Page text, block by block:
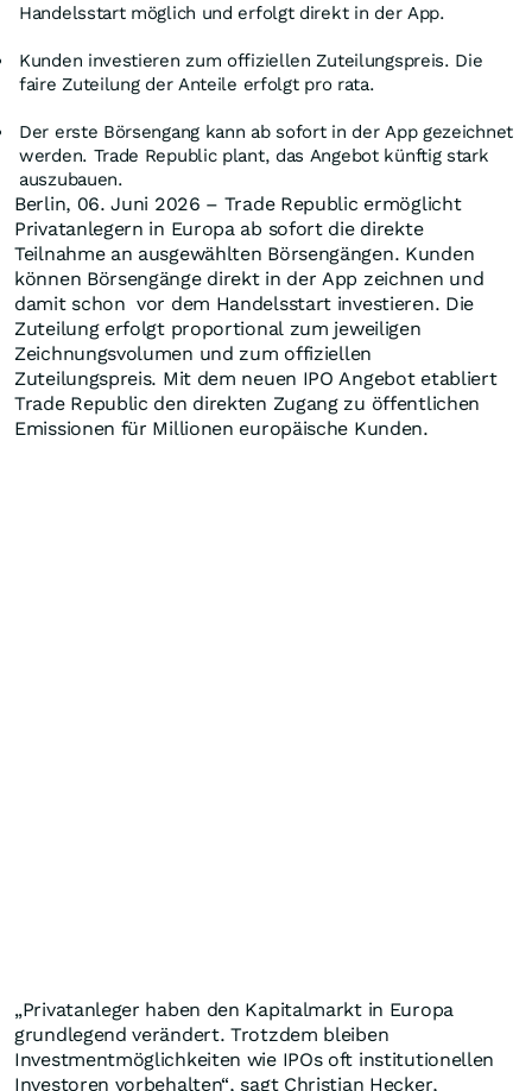
Handelsstart möglich und erfolgt direkt in der App.
Kunden investieren zum offiziellen Zuteilungspreis. Die
faire Zuteilung der Anteile erfolgt pro rata.
Der erste Börsengang kann ab sofort in der App gezeichnet
werden. Trade Republic plant, das Angebot künftig stark
auszubauen.
Berlin, 06. Juni 2026 – Trade Republic ermöglicht
Privatanlegern in Europa ab sofort die direkte
Teilnahme an ausgewählten Börsengängen. Kunden
können Börsengänge direkt in der App zeichnen und
damit schon vor dem Handelsstart investieren. Die
Zuteilung erfolgt proportional zum jeweiligen
Zeichnungsvolumen und zum offiziellen
Zuteilungspreis. Mit dem neuen IPO Angebot etabliert
Trade Republic den direkten Zugang zu öffentlichen
Emissionen für Millionen europäische Kunden.
„Privatanleger haben den Kapitalmarkt in Europa
grundlegend verändert. Trotzdem bleiben
Investmentmöglichkeiten wie IPOs oft institutionellen
Investoren vorbehalten“, sagt Christian Hecker,